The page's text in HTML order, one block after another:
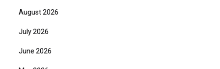
August 2026
July 2026
June 2026